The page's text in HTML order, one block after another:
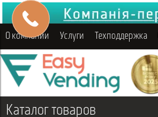
О компании Услуги Техподдержка
Каталог товаров